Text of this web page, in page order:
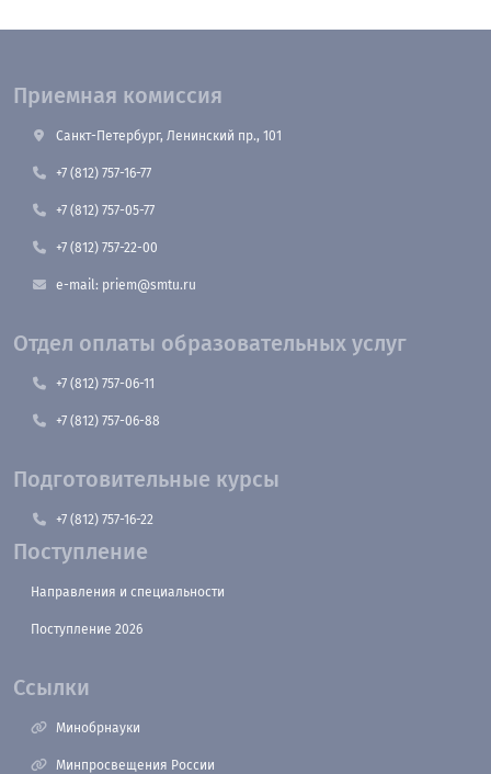
Приемная комиссия
Санкт-Петербург, Ленинский пр., 101
+7 (812) 757-16-77
+7 (812) 757-05-77
+7 (812) 757-22-00
e-mail: priem@smtu.ru
Отдел оплаты образовательных услуг
+7 (812) 757-06-11
+7 (812) 757-06-88
Подготовительные курсы
+7 (812) 757-16-22
Поступление
Направления и специальности
Поступление 2026
Ссылки
Минобрнауки
Минпросвещения России